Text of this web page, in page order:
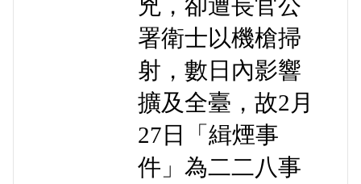
兇，卻遭長官公
署衛士以機槍掃
射，數日內影響
擴及全臺，故2月
27日「緝煙事
件」為二二八事